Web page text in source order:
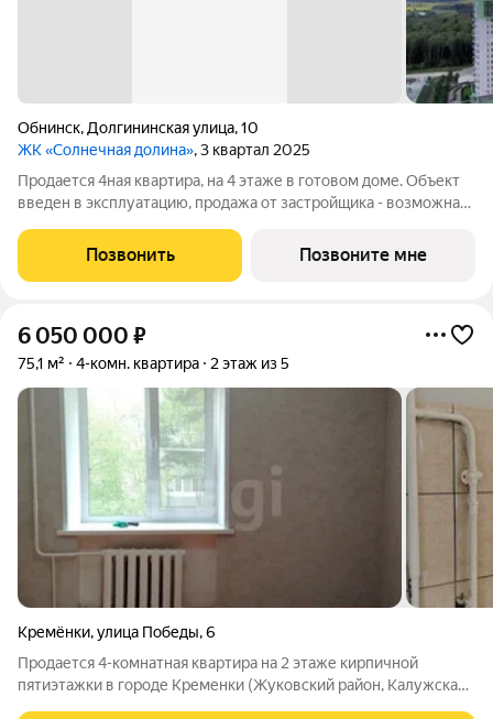
Обнинск, Долгининская улица,10
ЖК «Солнечная долина», 3 квартал 2025
Продается 4ная квартира, на 4 этаже в готовом доме. Объект
введен в эксплуатацию, продажа от застройщика - возможна
высококачественный монолитно-кирпичный дом - автономное
отопление - просторные кухни, -
Позвонить Позвоните мне
6 050 000 ₽
75,1 м² 4-комн. квартира 2 этаж из 5
Кремёнки,улица Победы,6
Продается 4-комнатная квартира на 2 этаже кирпичной
пятиэтажки в городе Кременки (Жуковский район, Калужская